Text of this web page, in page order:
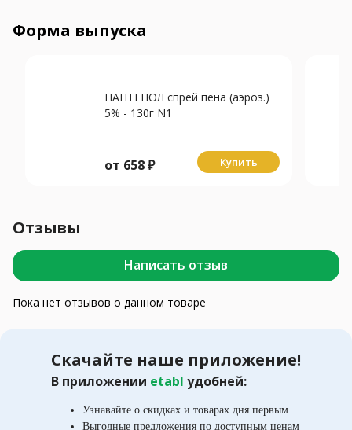
Форма выпуска
ПАНТЕНОЛ спрей пена (аэроз.)
5% - 130г N1
от 658₽ Купить
Отзывы
Написать отзыв
Пока нет отзывов о данном товаре
Скачайте наше приложение!
В приложении etabl удобней:
Узнавайте о скидках и товарах дня первым
Выгодные предложения по доступным ценам